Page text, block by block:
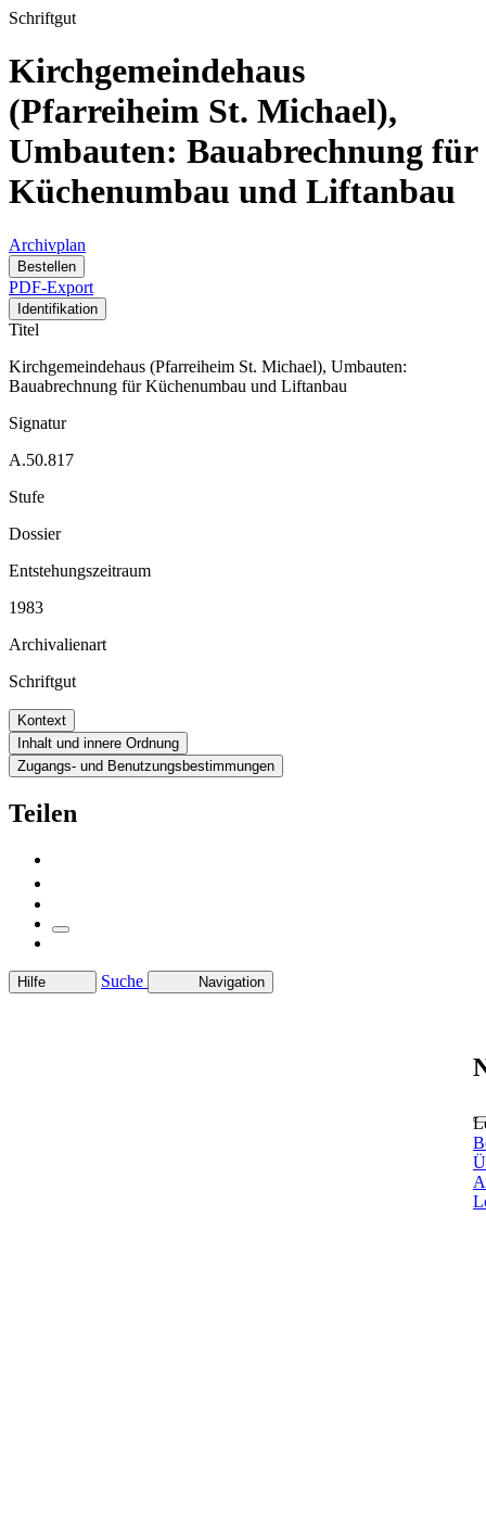
Schriftgut
Kirchgemeindehaus
(Pfarreiheim St. Michael),
Umbauten: Bauabrechnung für
Küchenumbau und Liftanbau
Archivplan
Bestellen
PDF-Export
Identifikation
Titel
Kirchgemeindehaus (Pfarreiheim St. Michael), Umbauten:
Bauabrechnung für Küchenumbau und Liftanbau
Signatur
A.50.817
Stufe
Dossier
Entstehungszeitraum
1983
Archivalienart
Schriftgut
Kontext
Inhalt und innere Ordnung
Zugangs- und Benutzungsbestimmungen
Teilen
Hilfe Suche Navigation